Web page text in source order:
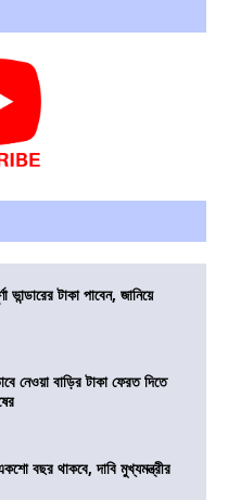
টাকা পাবেন, জানিয়ে
নেওয়া বাড়ির টাকা ফেরত দিতে
বছর থাকবে, দাবি মুখ্যমন্ত্রীর